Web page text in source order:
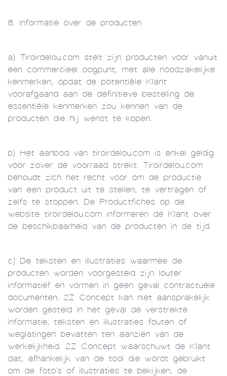
8. Informatie over de producten
a) Tiroirdelou.com stelt zijn producten voor vanuit
een commercieel oogpunt, met alle noodzakelijke
kenmerken, opdat de potentiële Klant
voorafgaand aan de definitieve bestelling de
essentiële kenmerken zou kennen van de
producten die hij wenst te kopen.
b) Het aanbod van tiroirdelou.com is enkel geldig
voor zover de voorraad strekt. Tiroirdelou.com
behoudt zich het recht voor om de productie
van een product uit te stellen, te vertragen of
zelfs te stoppen. De Productfiches op de
website tiroirdelou.com informeren de Klant over
de beschikbaarheid van de producten in de tijd.
c) De teksten en illustraties waarmee de
producten worden voorgesteld zijn louter
informatief en vormen in geen geval contractuele
documenten. 2Z Concept kan niet aansprakelijk
worden gesteld in het geval de verstrekte
informatie, teksten en illustraties fouten of
weglatingen bevatten ten aanzien van de
werkelijkheid. 2Z Concept waarschuwt de Klant
dat, afhankelijk van de tool die wordt gebruikt
om de foto's of illustraties te bekijken, de